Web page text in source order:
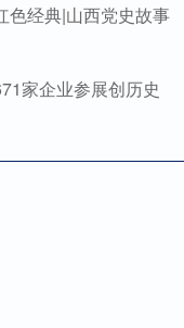
色经典|山西党史故事
家企业参展创历史